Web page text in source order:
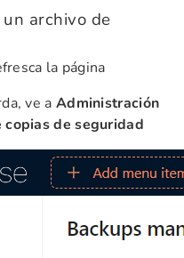
archivo de
la página
ve a Administración
de seguridad